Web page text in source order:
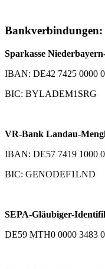
Bankverbindungen:
Sparkasse
IBAN: DE42 7425 0000
BIC: BYLADEM1SRG
VR-Bank Landau-
IBAN: DE57 7419 1000
BIC: GENODEF1LND
SEPA-Gläubiger-
DE59 MTH0 0000 3483